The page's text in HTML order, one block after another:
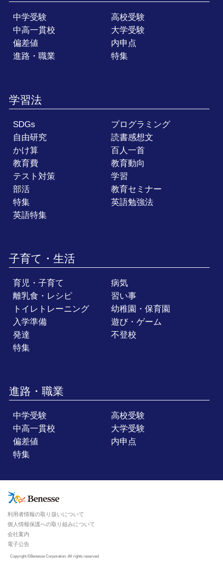
中学受験
高校受験
中高一貫校
大学受験
偏差値
内申点
進路・職業
特集
学習法
SDGs
プログラミング
自由研究
読書感想文
かけ算
百人一首
教育費
教育動向
テスト対策
学習
部活
教育セミナー
特集
英語勉強法
英語特集
子育て・生活
育児・子育て
病気
離乳食・レシピ
習い事
トイレトレーニング
幼稚園・保育園
入学準備
遊び・ゲーム
発達
不登校
特集
進路・職業
中学受験
高校受験
中高一貫校
大学受験
偏差値
内申点
特集
Copyright ©Benesse Corporation. All rights reserved.
利用者情報の取り扱いについて
個人情報保護への取り組みについて
会社案内
電子公告